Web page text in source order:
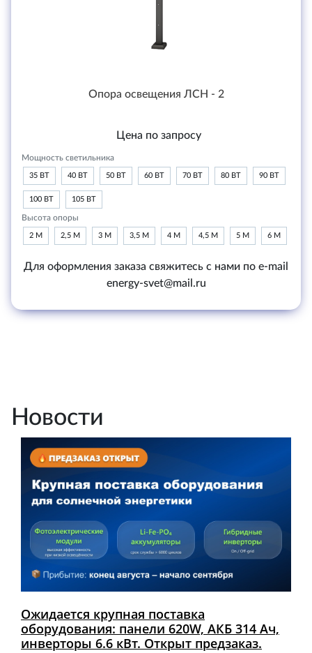
Опора освещения ЛСН - 2
Цена по запросу
Мощность светильника
35 ВТ 40 ВТ 50 ВТ 60 ВТ 70 ВТ 80 ВТ 90 ВТ
100 ВТ 105 ВТ
Высота опоры
2 М 2,5 М 3 М 3,5 М 4 М 4,5 М 5 М 6 М
Для оформления заказа свяжитесь с нами по e-mail
energy-svet@mail.ru
Новости
Ожидается крупная поставка
оборудования: панели 620W, АКБ 314 Ач,
инверторы 6.6 кВт. Открыт предзаказ.